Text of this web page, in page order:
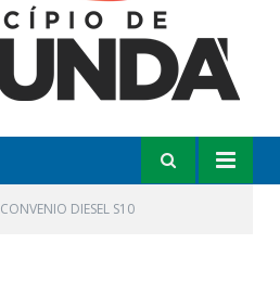
CONVENIO DIESEL S10